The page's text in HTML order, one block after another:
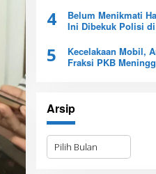
4
Belum Menikmati
Ini Dibekuk Polisi
5
Kecelakaan Mobil,
Fraksi PKB
Arsip
A
s